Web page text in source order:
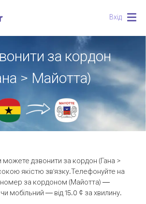
Вхід
за кордон
> Майотта)
можете дзвонити за кордон (Гана >
якістю зв'язку.Телефонуйте на
номер за кордоном (Майотта) —
мобільний — від 15.0 ¢ за хвилину.